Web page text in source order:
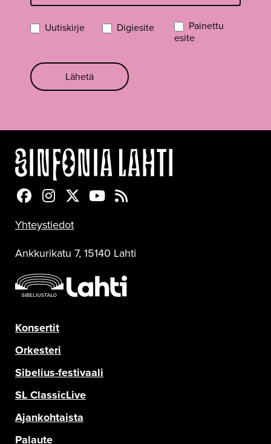
Uutiskirje Digiesite
Painettu
esite
Lähetä
Sinfonia Lahti Facebookissa
Sinfonia Lahti Instagramissa
Sinfonia Lahti Twitterissä
Sinfonia Lahti YouTubessa
Sinfonia Lahti RSS-feed
Yhteystiedot
Ankkurikatu 7, 15140 Lahti
Konsertit
Orkesteri
Sibelius-festivaali
SL ClassicLive
Ajankohtaista
Palaute